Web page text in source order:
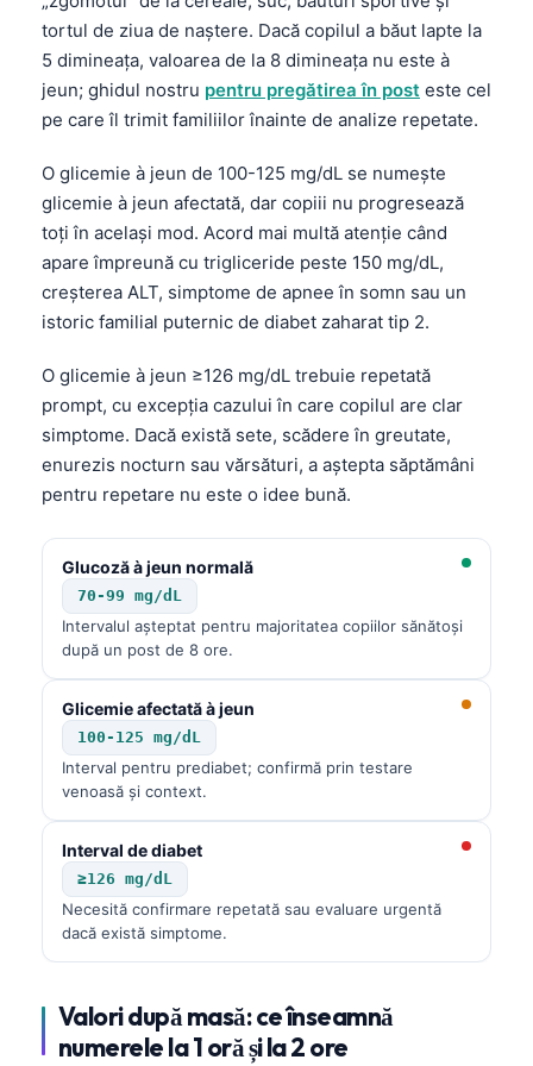
tortul de ziua de naștere. Dacă copilul a băut lapte la
5 dimineața, valoarea de la 8 dimineața nu este à
jeun; ghidul nostru pentru pregătirea în post este cel
pe care îl trimit familiilor înainte de analize repetate.
O glicemie à jeun de 100-125 mg/dL se numește
glicemie à jeun afectată, dar copiii nu progresează
toți în același mod. Acord mai multă atenție când
apare împreună cu trigliceride peste 150 mg/dL,
creșterea ALT, simptome de apnee în somn sau un
istoric familial puternic de diabet zaharat tip 2.
O glicemie à jeun ≥126 mg/dL trebuie repetată
prompt, cu excepția cazului în care copilul are clar
simptome. Dacă există sete, scădere în greutate,
enurezis nocturn sau vărsături, a aștepta săptămâni
pentru repetare nu este o idee bună.
Glucoză à jeun normală
70-99 mg/dL
Intervalul așteptat pentru majoritatea copiilor sănătoși
după un post de 8 ore.
Glicemie afectată à jeun
100-125 mg/dL
Interval pentru prediabet; confirmă prin testare
venoasă și context.
Interval de diabet
≥126 mg/dL
Necesită confirmare repetată sau evaluare urgentă
dacă există simptome.
Valori după masă: ce înseamnă
numerele la 1 oră și la 2 ore